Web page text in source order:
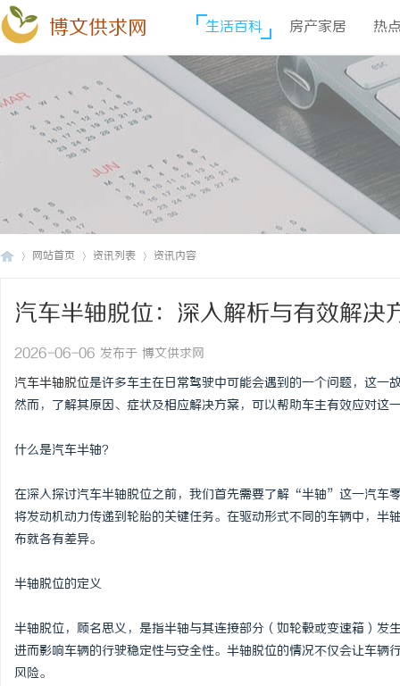
博文供求网 生活百科 房产家居 热
网站首页 资讯列表 资讯内容
汽车半轴脱位：深入解析与有效解决
2026-06-06 发布于 博文供求网
汽车半轴脱位是许多车主在日常驾驶中可能会遇到的一个问题，这一
然而，了解其原因、症状及相应解决方案，可以帮助车主有效应对这
什么是汽车半轴？
在深入探讨汽车半轴脱位之前，我们首先需要了解“半轴”这一汽车
将发动机动力传递到轮胎的关键任务。在驱动形式不同的车辆中，
布就各有差异。
半轴脱位的定义
半轴脱位，顾名思义，是指半轴与其连接部分（如轮毂或变速箱）
进而影响车辆的行驶稳定性与安全性。半轴脱位的情况不仅会让车
风险。